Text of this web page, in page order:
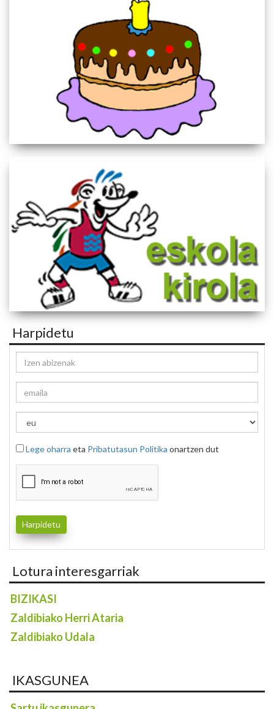
Harpidetu
Lege oharra eta Pribatutasun Politika onartzen dut
Lotura interesgarriak
BIZIKASI
Zaldibiako Herri Ataria
Zaldibiako Udala
IKASGUNEA